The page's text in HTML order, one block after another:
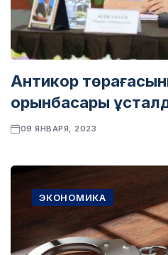
Антикор
орынбасары
09 ЯНВАРЯ, 2023
ЭКОНОМИКА